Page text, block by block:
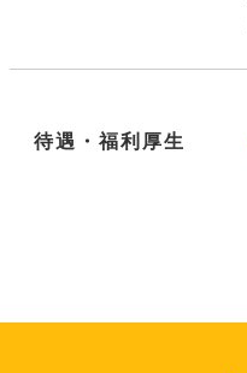
待遇・福利厚生